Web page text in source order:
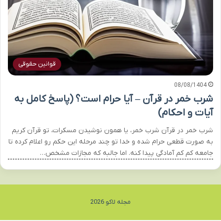
قوانین حقوقی
08/08/1404
شرب خمر در قرآن – آیا حرام است؟ (پاسخ کامل به
آیات و احکام)
شرب خمر در قرآن شرب خمر، یا همون نوشیدن مسکرات، تو قرآن کریم
به صورت قطعی حرام شده و خدا تو چند مرحله این حکم رو اعلام کرده تا
جامعه کم کم آمادگی پیدا کنه. اما جالبه که مجازات مشخص…
مجله لاکو 2026